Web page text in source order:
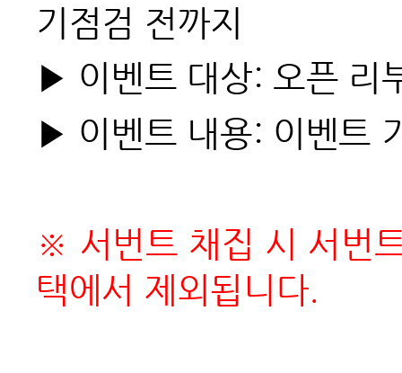
기점검 전까지
▶ 이벤트 대상: 오픈 리
▶ 이벤트 내용: 이벤트
※ 서번트 채집 시 서번
택에서 제외됩니다.